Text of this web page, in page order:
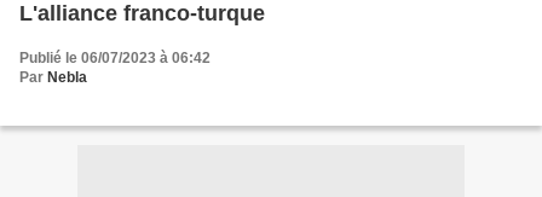
L'alliance franco-turque
Publié le 06/07/2023 à 06:42
Par Nebla